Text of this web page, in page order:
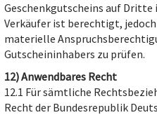
Geschenkgutscheins auf Dritte
Verkäufer ist berechtigt,
materielle
Gutscheininhabers zu prüfen.
12) Anwendbares Recht
12.1 Für sämtliche
Recht der Bundesrepublik